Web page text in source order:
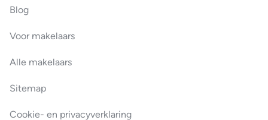
Blog
Voor makelaars
Alle makelaars
Sitemap
Cookie- en privacyverklaring